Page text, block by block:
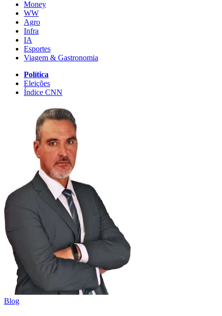
Money
WW
Agro
Infra
IA
Esportes
Viagem & Gastronomia
Política
Eleições
Índice CNN
Blog